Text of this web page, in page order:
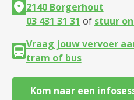
2140 Borgerhout
03 431 31 31 of stuur
Vraag jouw vervoer
tram of bus
Kom naar een